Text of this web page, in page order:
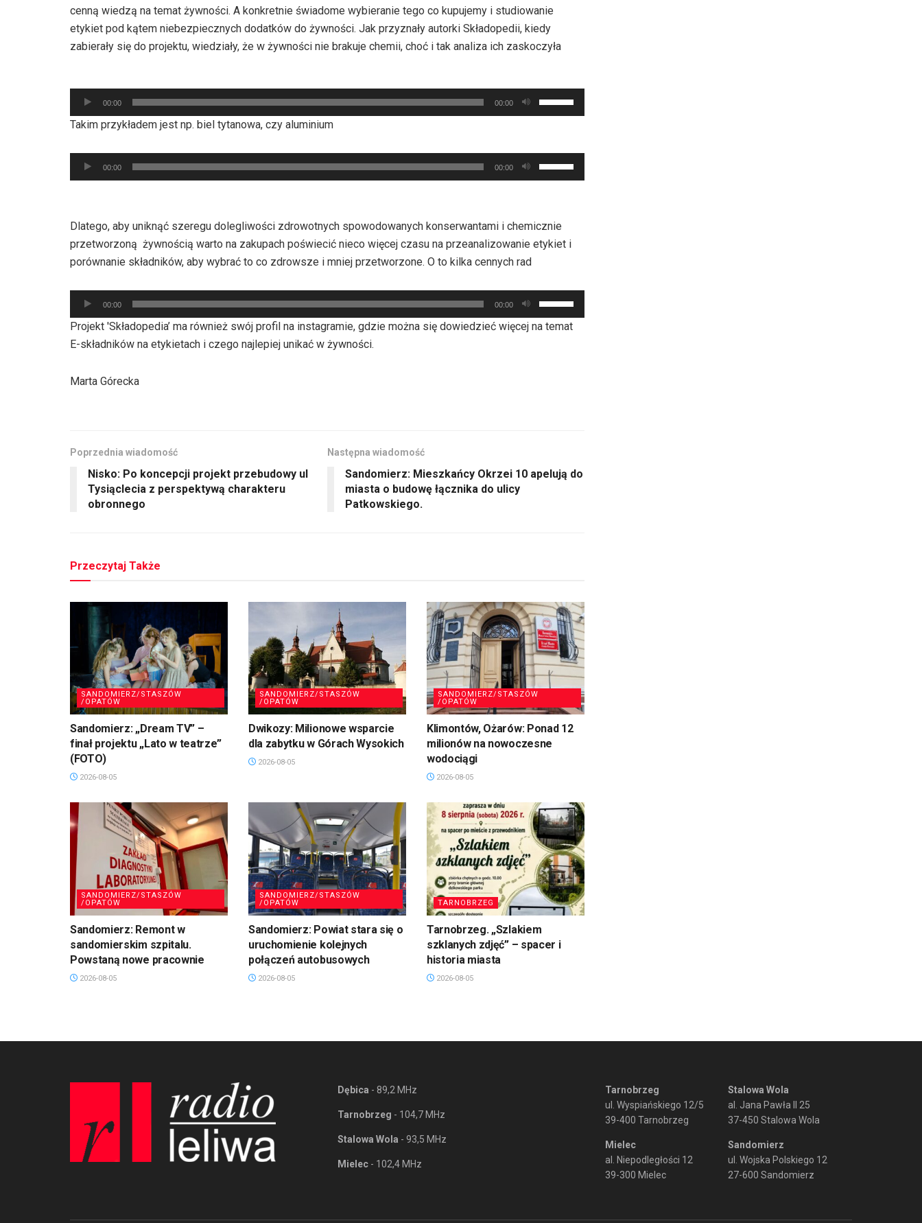
cenną wiedzą na temat żywności. A konkretnie świadome wybieranie tego co kupujemy i studiowanie
etykiet pod kątem niebezpiecznych dodatków do żywności. Jak przyznały autorki Składopedii, kiedy
zabierały się do projektu, wiedziały, że w żywności nie brakuje chemii, choć i tak analiza ich zaskoczyła
Odtwarzacz
plików
00:00 00:00
strzałek
oraz
aby
zwiększyć
głośność.
Takim przykładem jest np. biel tytanowa, czy aluminium
Odtwarzacz
plików
00:00 00:00
strzałek
oraz
do
zwiększyć
lub
Dlatego, aby uniknąć szeregu dolegliwości zdrowotnych spowodowanych konserwantami i chemicznie
przetworzoną żywnością warto na zakupach poświecić nieco więcej czasu na przeanalizowanie etykiet i
porównanie składników, aby wybrać to co zdrowsze i mniej przetworzone. O to kilka cennych rad
Odtwarzacz
plików
dźwiękowych
00:00 00:00
strzałek
do
zmniejszyć
Projekt 'Składopedia’ ma również swój profil na instagramie, gdzie można się dowiedzieć więcej na temat
E-składników na etykietach i czego najlepiej unikać w żywności.
Marta Górecka
Poprzednia wiadomość
Nisko: Po koncepcji projekt przebudowy ul
Tysiąclecia z perspektywą charakteru
obronnego
Następna wiadomość
Sandomierz: Mieszkańcy Okrzei 10 apelują do
miasta o budowę łącznika do ulicy
Patkowskiego.
Przeczytaj Także
SANDOMIERZ/STASZÓW
/OPATÓW
Sandomierz: „Dream TV” –
finał projektu „Lato w teatrze”
(FOTO)
2026-08-05
SANDOMIERZ/STASZÓW
/OPATÓW
Dwikozy: Milionowe wsparcie
dla zabytku w Górach Wysokich
2026-08-05
SANDOMIERZ/STASZÓW
/OPATÓW
Klimontów, Ożarów: Ponad 12
milionów na nowoczesne
wodociągi
2026-08-05
SANDOMIERZ/STASZÓW
/OPATÓW
Sandomierz: Remont w
sandomierskim szpitalu.
Powstaną nowe pracownie
2026-08-05
SANDOMIERZ/STASZÓW
/OPATÓW
Sandomierz: Powiat stara się o
uruchomienie kolejnych
połączeń autobusowych
2026-08-05
TARNOBRZEG
Tarnobrzeg. „Szlakiem
szklanych zdjęć” – spacer i
historia miasta
2026-08-05
Dębica - 89,2 MHz
Tarnobrzeg - 104,7 MHz
Stalowa Wola - 93,5 MHz
Mielec - 102,4 MHz
Tarnobrzeg
ul. Wyspiańskiego 12/5
39-400 Tarnobrzeg
Mielec
al. Niepodległości 12
39-300 Mielec
Stalowa Wola
al. Jana Pawła II 25
37-450 Stalowa Wola
Sandomierz
ul. Wojska Polskiego 12
27-600 Sandomierz